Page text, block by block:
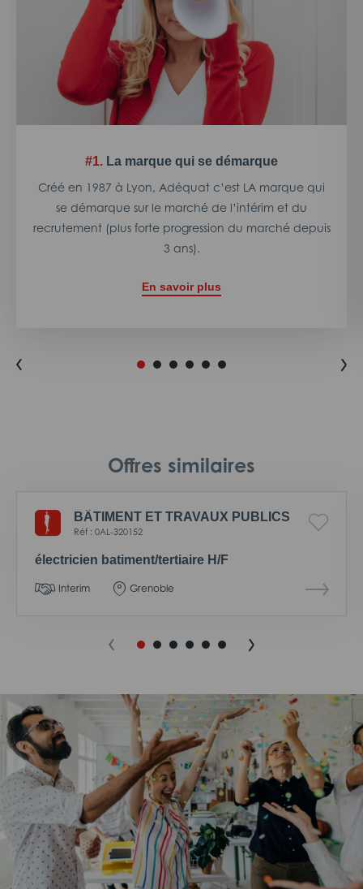
#1. La marque qui se démarque
Créé en 1987 à Lyon, Adéquat c’est LA marque qui
se démarque sur le marché de l’intérim et du
recrutement (plus forte progression du marché depuis
3 ans).
En savoir plus
Offres similaires
BÂTIMENT ET TRAVAUX PUBLICS
Réf : 0AL-320152
électricien batiment/tertiaire H/F
Interim Grenoble